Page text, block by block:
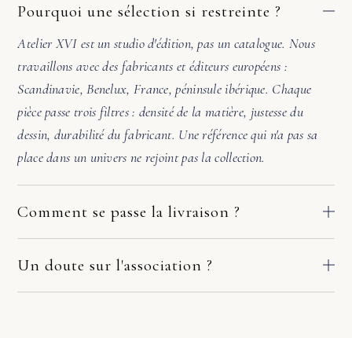
Pourquoi une sélection si restreinte ?
Atelier XVI est un studio d'édition, pas un catalogue. Nous
travaillons avec des fabricants et éditeurs européens :
Scandinavie, Benelux, France, péninsule ibérique. Chaque
pièce passe trois filtres : densité de la matière, justesse du
dessin, durabilité du fabricant. Une référence qui n'a pas sa
place dans un univers ne rejoint pas la collection.
Comment se passe la livraison ?
européens. Le délai dépend du fabricant et de votre adresse :
Un doute sur l'association ?